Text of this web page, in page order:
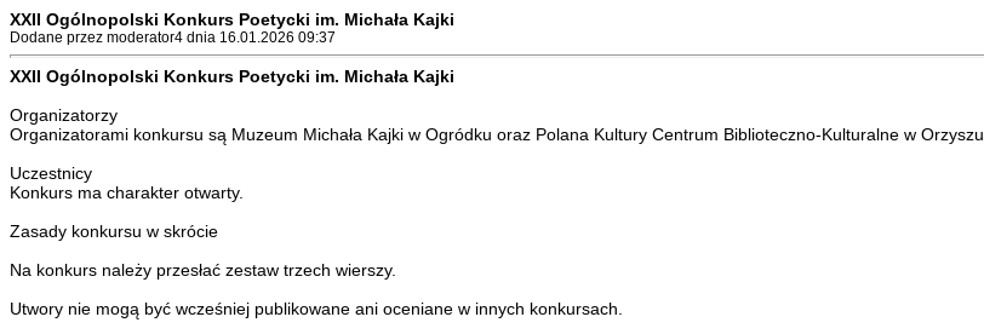
XXII Ogólnopolski Konkurs Poetycki im. Michała Kajki
Dodane przez moderator4 dnia 16.01.2026 09:37
XXII Ogólnopolski Konkurs Poetycki im. Michała Kajki
Organizatorzy
Organizatorami konkursu są Muzeum Michała Kajki w Ogródku oraz Polana Kultury Centrum Biblioteczno-Kulturalne w Orzyszu.
Uczestnicy
Konkurs ma charakter otwarty.
Zasady konkursu w skrócie
Na konkurs należy przesłać zestaw trzech wierszy.
Utwory nie mogą być wcześniej publikowane ani oceniane w innych konkursach.